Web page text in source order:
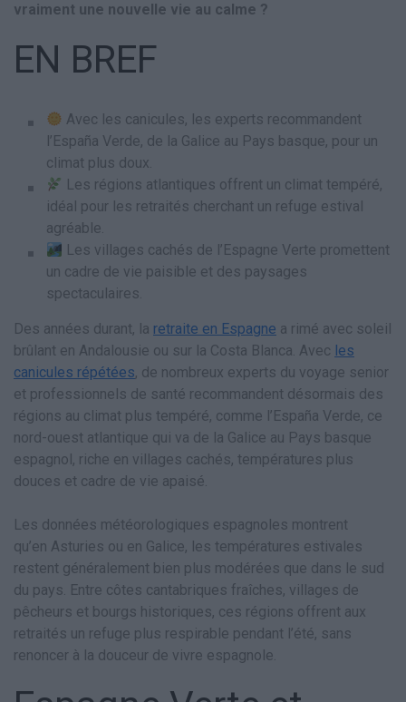
vraiment une nouvelle vie au calme ?
EN BREF
Avec les canicules, les experts recommandent
l’España Verde, de la Galice au Pays basque, pour un
climat plus doux.
Les régions atlantiques offrent un climat tempéré,
idéal pour les retraités cherchant un refuge estival
agréable.
Les villages cachés de l’Espagne Verte promettent
un cadre de vie paisible et des paysages
spectaculaires.
Des années durant, la retraite en Espagne a rimé avec soleil
brûlant en Andalousie ou sur la Costa Blanca. Avec les
canicules répétées, de nombreux experts du voyage senior
et professionnels de santé recommandent désormais des
régions au climat plus tempéré, comme l’España Verde, ce
nord-ouest atlantique qui va de la Galice au Pays basque
espagnol, riche en villages cachés, températures plus
douces et cadre de vie apaisé.
Les données météorologiques espagnoles montrent
qu’en Asturies ou en Galice, les températures estivales
restent généralement bien plus modérées que dans le sud
du pays. Entre côtes cantabriques fraîches, villages de
pêcheurs et bourgs historiques, ces régions offrent aux
retraités un refuge plus respirable pendant l’été, sans
renoncer à la douceur de vivre espagnole.